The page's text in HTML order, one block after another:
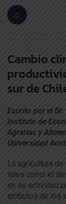
Cambio
sur de
Escrito por el
Instituto de
Agrarias y
Universidad
La agricultura
tales como el
en su actividad
atributos de los